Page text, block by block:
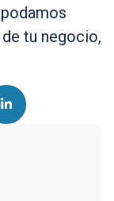
tu negocio,